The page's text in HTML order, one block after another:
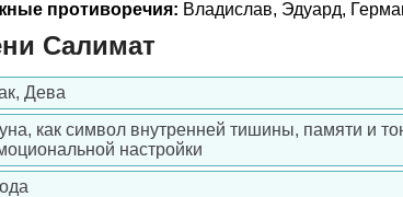
противоречия: Владислав, Эдуард,
Салимат
Дева
как символ внутренней тишины, памяти и
настройки